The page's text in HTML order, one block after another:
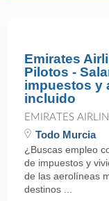
Emirates
Pilotos -
impuestos y
incluido
EMIRATES
Todo Murcia
¿Buscas empleo
de impuestos y
de las aerolíneas
destinos ...